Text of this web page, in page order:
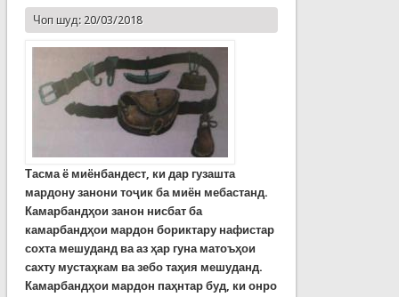
Чоп шуд: 20/03/2018
Тасма ё миёнбандест, ки дар гузашта
мардону занони тоҷик ба миён мебастанд.
Камарбандҳои занон нисбат ба
камарбандҳои мардон бориктару нафистар
сохта мешуданд ва аз ҳар гуна матоъҳои
сахту мустаҳкам ва зебо таҳия мешуданд.
Камарбандҳои мардон паҳнтар буд, ки онро